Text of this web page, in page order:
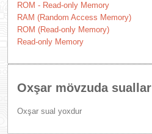
ROM - Read-only Memory
RAM (Random Access Memory)
ROM (Read-only Memory)
Read-only Memory
Oxşar mövzuda suallar
Oxşar sual yoxdur